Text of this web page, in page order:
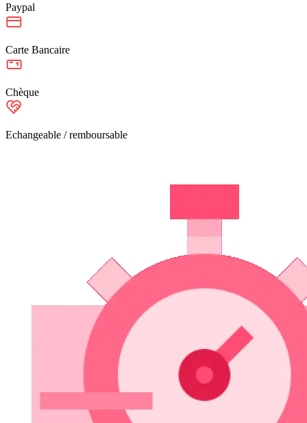
Paypal
Carte Bancaire
Chèque
Echangeable / remboursable